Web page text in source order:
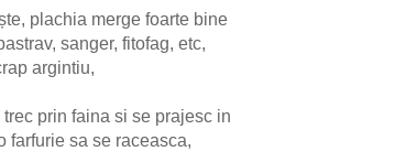
plachia merge foarte bine
sanger, fitofag, etc,
argintiu,
prin faina si se prajesc in
farfurie sa se raceasca,